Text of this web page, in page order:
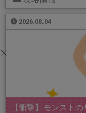
2026.08.04
【衝撃】モンスト